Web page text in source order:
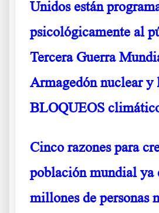
Unidos están
psicológicamente al
Tercera Guerra
Armagedón nuclear y
BLOQUEOS
Cinco razones para
población mundial ya
millones de personas